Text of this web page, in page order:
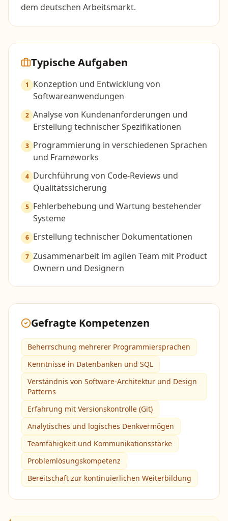
dem deutschen Arbeitsmarkt.
Typische Aufgaben
1
Konzeption und Entwicklung von
Softwareanwendungen
2 Analyse von Kundenanforderungen und
Erstellung technischer Spezifikationen
3 Programmierung in verschiedenen Sprachen
und Frameworks
4 Durchführung von Code-Reviews und
Qualitätssicherung
5 Fehlerbehebung und Wartung bestehender
Systeme
6 Erstellung technischer Dokumentationen
7 Zusammenarbeit im agilen Team mit Product
Ownern und Designern
Gefragte Kompetenzen
Beherrschung mehrerer Programmiersprachen
Kenntnisse in Datenbanken und SQL
Verständnis von Software-Architektur und Design
Patterns
Erfahrung mit Versionskontrolle (Git)
Analytisches und logisches Denkvermögen
Teamfähigkeit und Kommunikationsstärke
Problemlösungskompetenz
Bereitschaft zur kontinuierlichen Weiterbildung